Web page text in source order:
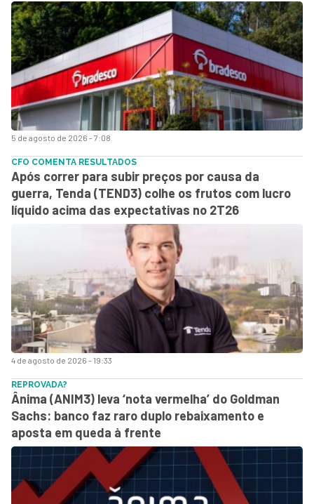
5 de agosto de 2026 - 7:08
4 de agosto de 2026 - 19:33
CFO COMENTA RESULTADOS
Após correr para subir preços por causa da
guerra, Tenda (TEND3) colhe os frutos com lucro
líquido acima das expectativas no 2T26
REPROVADA?
Ânima (ANIM3) leva ‘nota vermelha’ do Goldman
Sachs: banco faz raro duplo rebaixamento e
aposta em queda à frente